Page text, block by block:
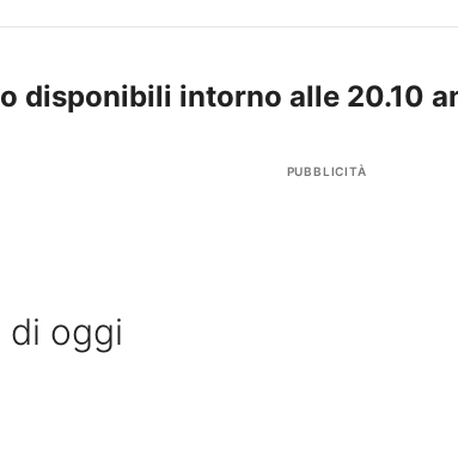
disponibili intorno alle 20.10
PUBBLICITÀ
di oggi